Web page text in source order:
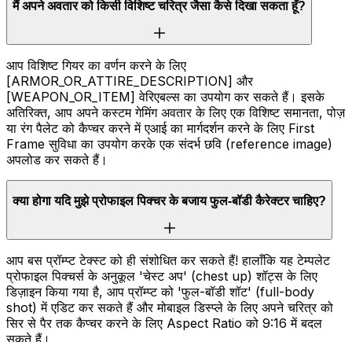
मैं अपने अवतार को किसी विशिष्ट चरित्र जैसा कैसे दिखा सकता हूँ?
आप विशिष्ट गियर का वर्णन करने के लिए
[ARMOR_OR_ATTIRE_DESCRIPTION] और
[WEAPON_OR_ITEM] वेरिएबल्स का उपयोग कर सकते हैं। इसके
अतिरिक्त, आप अपने कस्टम गेमिंग अवतार के लिए एक विशिष्ट समानता, पोज़
या रंग पैलेट को कैप्चर करने में एआई का मार्गदर्शन करने के लिए First
Frame सुविधा का उपयोग करके एक संदर्भ छवि (reference image)
अपलोड कर सकते हैं।
क्या होगा यदि मुझे प्रोफाइल पिक्चर के बजाय फुल-बॉडी कैरेक्टर चाहिए?
आप बस प्रॉम्प्ट टेक्स्ट को ही संशोधित कर सकते हैं! हालाँकि यह टेम्पलेट
प्रोफाइल पिक्चर्स के अनुकूल 'चेस्ट अप' (chest up) शॉट्स के लिए
डिज़ाइन किया गया है, आप प्रॉम्प्ट को 'फुल-बॉडी शॉट' (full-body
shot) में एडिट कर सकते हैं और मोबाइल डिस्प्ले के लिए अपने चरित्र को
सिर से पैर तक कैप्चर करने के लिए Aspect Ratio को 9:16 में बदल
सकते हैं।